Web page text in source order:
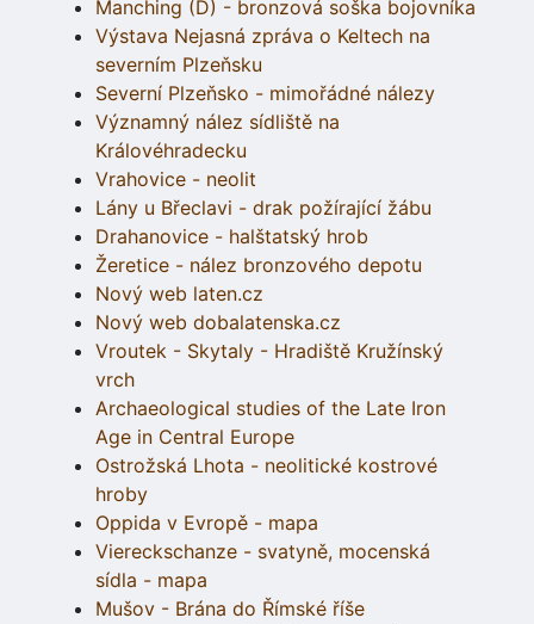
Manching (D) - bronzová soška bojovníka
Výstava Nejasná zpráva o Keltech na
severním Plzeňsku
Severní Plzeňsko - mimořádné nálezy
Významný nález sídliště na
Královéhradecku
Vrahovice - neolit
Lány u Břeclavi - drak požírající žábu
Drahanovice - halštatský hrob
Žeretice - nález bronzového depotu
Nový web laten.cz
Nový web dobalatenska.cz
Vroutek - Skytaly - Hradiště Kružínský
vrch
Archaeological studies of the Late Iron
Age in Central Europe
Ostrožská Lhota - neolitické kostrové
hroby
Oppida v Evropě - mapa
Viereckschanze - svatyně, mocenská
sídla - mapa
Mušov - Brána do Římské říše